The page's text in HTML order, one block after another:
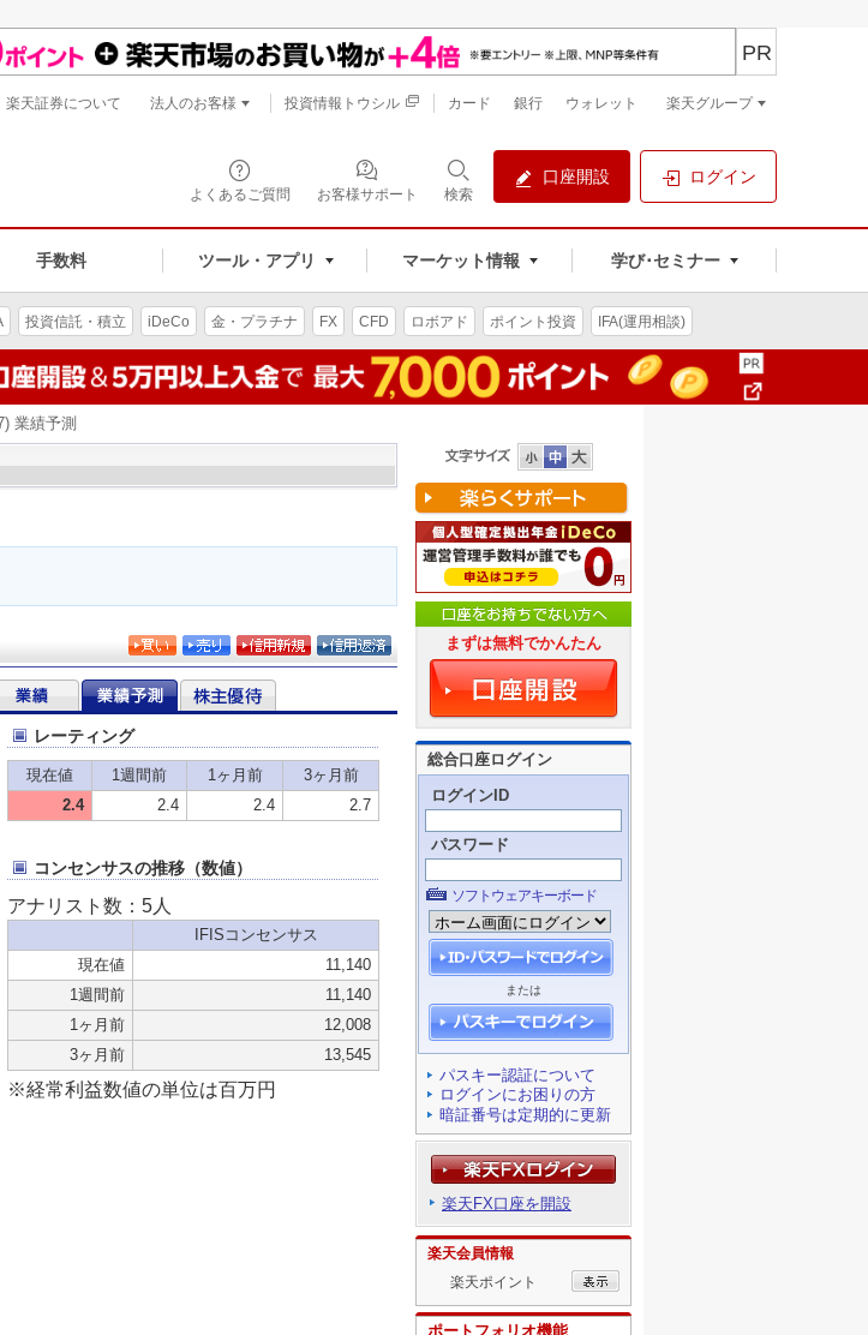
よくあるご質問 お客様サポート 検索
口座開設 ログイン
手数料 ツール・アプリ マーケット情報 学び･セミナー
PR
楽天証券について 法人のお客様 投資情報トウシル カード 銀行 ウォレット 楽天グループ
投資信託・積立 iDeCo 金・プラチナ FX CFD ロボアド ポイント投資 IFA(運用相談)
業績予測
まずは無料でかんたん
総合口座ログイン
ログインID
パスワード
ソフトウェアキーボード
または
パスキー認証について
ログインにお困りの方
暗証番号は定期的に更新
楽天FX口座を開設
楽天会員情報
楽天ポイント
ポートフォリオ機能